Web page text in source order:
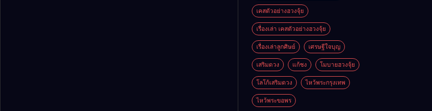
เคสตัวอย่างฮวงจุ้ย
เรื่องเล่า เคสตัวอย่างฮวงจุ้ย
เรื่องเล่าลูกศิษย์ เศรษฐีใจบุญ
เสริมดวง แก้ชง โมบายฮวงจุ้ย
โลโก้เสริมดวง ไหว้พระกรุงเทพ
ไหว้พระขอพร